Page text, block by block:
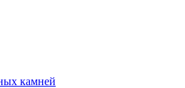
камней